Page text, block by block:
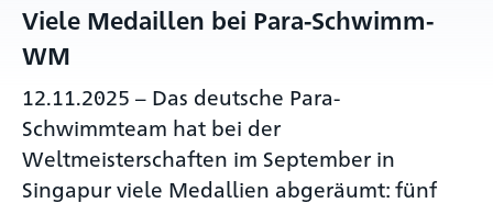
Viele Medaillen bei Para-Schwimm-
WM
12.11.2025 – Das deutsche Para-
Schwimmteam hat bei der
Weltmeisterschaften im September in
Singapur viele Medallien abgeräumt: fünf